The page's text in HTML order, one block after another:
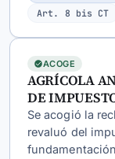
Art. 8 bis CT
ACOGE
AGRÍCOLA
DE
Se acogió la
revaluó del